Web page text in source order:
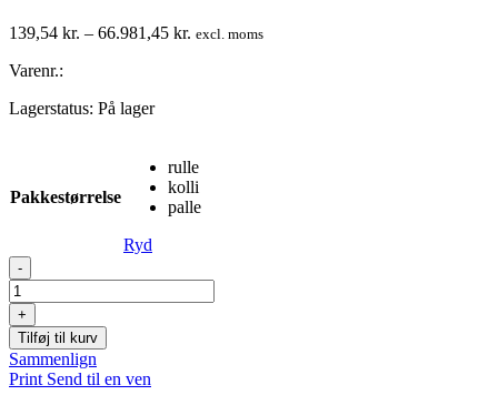
139,54 kr. – 66.981,45 kr. Prisinterval:
excl. moms
Varenr.:
Lagerstatus: På lager
Pakkestørrelse
rulle
kolli
palle
Ryd
Biosæk,
Bio-
Line,
140
l,
transparent
grøn,
-
+
Tilføj til kurv
Sammenlign
Print Send til en ven